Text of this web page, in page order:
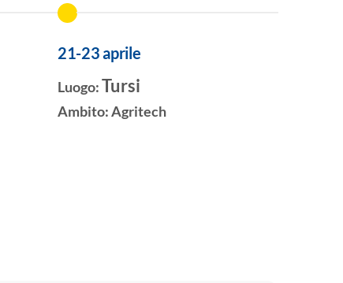
21-23 aprile
Luogo:Tursi
Ambito:Agritech